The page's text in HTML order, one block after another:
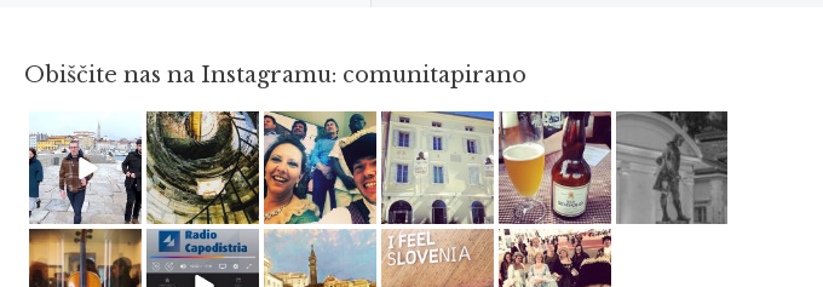
Obiščite nas na Instagramu: comunitapirano
Feb 16 Avg 3 Maj 23 Apr 3 Jun 3 Apr 18